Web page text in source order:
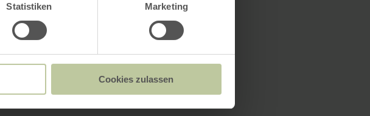
Statistiken Marketing
Cookies zulassen